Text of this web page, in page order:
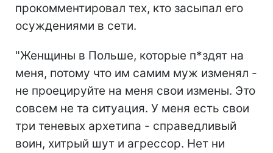
прокомментировал тех, кто засыпал его
осуждениями в сети.
"Женщины в Польше, которые п*здят на
меня, потому что им самим муж изменял -
не проецируйте на меня свои измены. Это
совсем не та ситуация. У меня есть свои
три теневых архетипа - справедливый
воин, хитрый шут и агрессор. Нет ни